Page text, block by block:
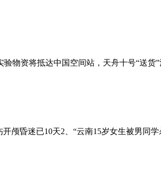
物资将抵达中国空间站，天舟十号“送货
颅昏迷已10天2、“云南15岁女生被男同